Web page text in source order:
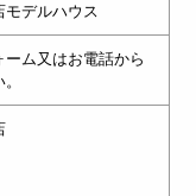
モデルハウス
ム又はお電話から